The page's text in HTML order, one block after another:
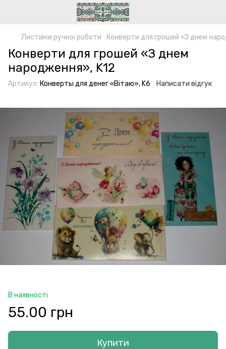
Листівки ручної роботи Конверти для грошей «З днем
Конверти для грошей «З днем
народження», K12
Артикул: Конверты для денег «Вітаю», K6 Написати відгук
В наявності
55.00 грн
Купити